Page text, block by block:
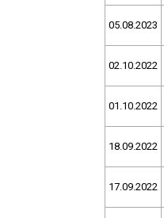
05.08.2023
02.10.2022
01.10.2022
18.09.2022
17.09.2022